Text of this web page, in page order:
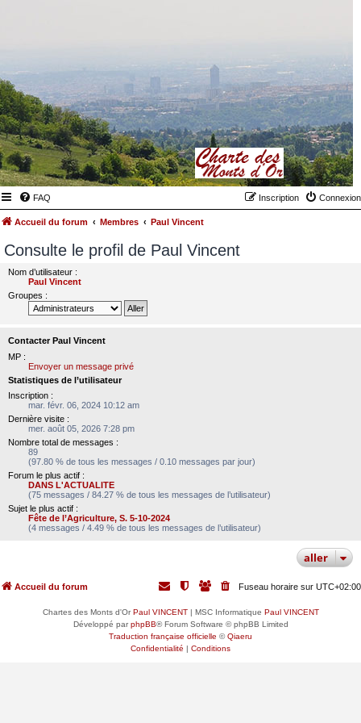
FAQ Connexion
Inscription
Accueil du forum Membres Paul Vincent
Consulte le profil de Paul Vincent
Nom d’utilisateur :
Paul Vincent
Groupes :
Contacter Paul Vincent
MP :
Envoyer un message privé
Statistiques de l’utilisateur
Inscription :
mar. févr. 06, 2024 10:12 am
Dernière visite :
mer. août 05, 2026 7:28 pm
Nombre total de messages :
89
(97.80 % de tous les messages / 0.10 messages par jour)
Forum le plus actif :
DANS L'ACTUALITE
(75 messages / 84.27 % de tous les messages de l’utilisateur)
Sujet le plus actif :
Fête de l’Agriculture, S. 5-10-2024
(4 messages / 4.49 % de tous les messages de l’utilisateur)
aller
Accueil du forum Fuseau horaire sur UTC+02:00
Chartes des Monts d'OrPaul VINCENT| MSC Informatique Paul VINCENT
Développé parphpBB® Forum Software © phpBB Limited
Traduction française officielle ©Qiaeru
Confidentialité | Conditions